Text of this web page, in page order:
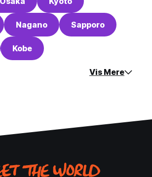
Nagano Sapporo
Kobe
Vis Mere